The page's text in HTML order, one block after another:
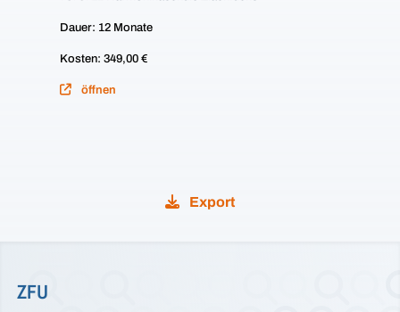
Dauer: 12 Monate
Kosten: 349,00 €
öffnen
Export
ZFU